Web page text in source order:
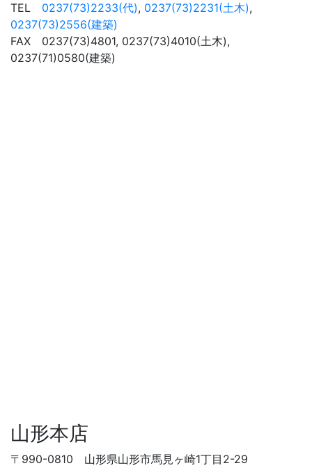
TEL 0237(73)2233(代), 0237(73)2231(土木),
0237(73)2556(建築)
FAX 0237(73)4801, 0237(73)4010(土木),
0237(71)0580(建築)
山形本店
〒990-0810 山形県山形市馬見ヶ崎1丁目2-29